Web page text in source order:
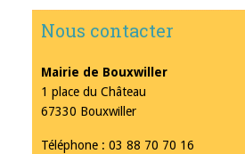
Nous contacter
Mairie de Bouxwiller
1 place du Château
67330 Bouxwiller
Téléphone : 03 88 70 70 16